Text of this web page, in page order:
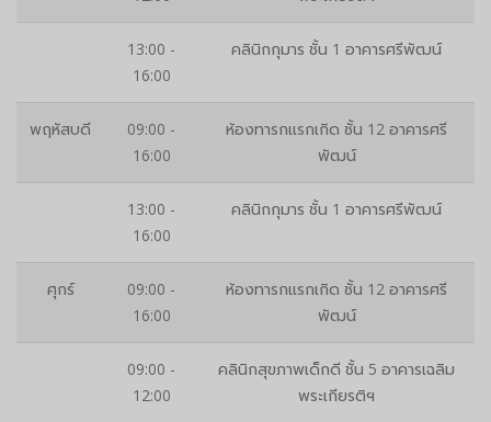
13:00 -
16:00
คลินิกกุมาร ชั้น 1 อาคารศรีพัฒน์
พฤหัสบดี
09:00 -
16:00
ห้องทารกแรกเกิด ชั้น 12 อาคารศรี
พัฒน์
13:00 -
16:00
คลินิกกุมาร ชั้น 1 อาคารศรีพัฒน์
ศุกร์
09:00 -
16:00
ห้องทารกแรกเกิด ชั้น 12 อาคารศรี
พัฒน์
09:00 -
12:00
คลินิกสุขภาพเด็กดี ชั้น 5 อาคารเฉลิม
พระเกียรติฯ